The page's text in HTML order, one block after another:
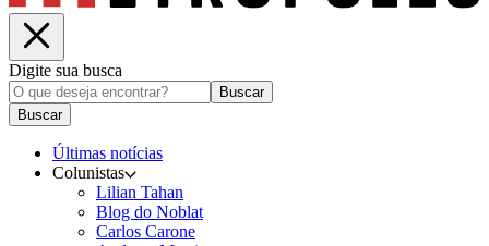
Digite sua busca
Buscar
Buscar
Últimas notícias
Colunistas
Lilian Tahan
Blog do Noblat
Carlos Carone